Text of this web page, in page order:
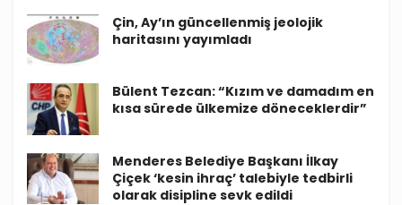
Çin, Ay’ın güncellenmiş jeolojik
haritasını yayımladı
Bülent Tezcan: “Kızım ve damadım en
kısa sürede ülkemize döneceklerdir”
Menderes Belediye Başkanı İlkay
Çiçek ‘kesin ihraç’ talebiyle tedbirli
olarak disipline sevk edildi